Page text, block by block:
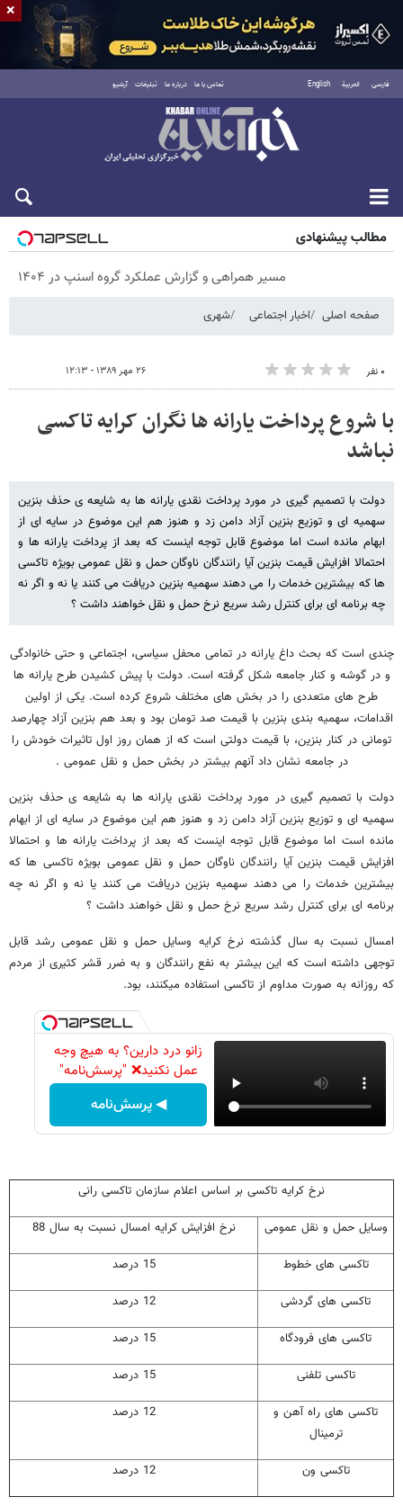
فارسی العربية English تماس با ما درباره ما تبلیغات آرشیو
شنبه ۱۷ مرداد ۱۴۰۵
مطالب پیشنهادی
مسیر همراهی و گزارش عملکرد گروه اسنپ در ۱۴۰۴
صفحه اصلی اخبار اجتماعی شهری
۰ نفر ۲۶ مهر ۱۳۸۹ - ۱۲:۱۳
با شروع پرداخت یارانه ها نگران کرایه تاکسی
نباشد
دولت با تصمیم گیری در مورد پرداخت نقدی یارانه ها به شایعه ی حذف بنزین
سهمیه ای و توزیع بنزین آزاد دامن زد و هنوز هم این موضوع در سایه ای از
ابهام مانده است اما موضوع قابل توجه اینست که بعد از پرداخت یارانه ها و
احتمالا افزایش قیمت بنزین آیا رانندگان ناوگان حمل و نقل عمومی بویژه تاکسی
ها که بیشترین خدمات را می دهند سهمیه بنزین دریافت می کنند یا نه و اگر نه
چه برنامه ای برای کنترل رشد سریع نرخ حمل و نقل خواهند داشت ؟
چندی است که بحث داغ یارانه در تمامی محفل سیاسی، اجتماعی و حتی خانوادگی
و در گوشه و کنار جامعه شکل گرفته است. دولت با پیش کشیدن طرح یارانه ها
طرح های متعددی را در بخش های مختلف شروع کرده است. یکی از اولین
اقدامات، سهمیه بندی بنزین با قیمت صد تومان بود و بعد هم بنزین آزاد چهارصد
تومانی در کنار بنزین، با قیمت دولتی است که از همان روز اول تاثیرات خودش را
در جامعه نشان داد آنهم بیشتر در بخش حمل و نقل عمومی .
دولت با تصمیم گیری در مورد پرداخت نقدی یارانه ها به شایعه ی حذف بنزین
سهمیه ای و توزیع بنزین آزاد دامن زد و هنوز هم این موضوع در سایه ای از ابهام
مانده است اما موضوع قابل توجه اینست که بعد از پرداخت یارانه ها و احتمالا
افزایش قیمت بنزین آیا رانندگان ناوگان حمل و نقل عمومی بویژه تاکسی ها که
بیشترین خدمات را می دهند سهمیه بنزین دریافت می کنند یا نه و اگر نه چه
برنامه ای برای کنترل رشد سریع نرخ حمل و نقل خواهند داشت ؟
امسال نسبت به سال گذشته نرخ کرایه وسایل حمل و نقل عمومی رشد قابل
توجهی داشته است که این بیشتر به نفع رانندگان و به ضرر قشر کثیری از مردم
که روزانه به صورت مداوم از تاکسی استفاده میکنند، بود.
زانو درد دارین؟ به هیچ وجه
عمل نکنید❌ "پرسش‌نامه"
◀ پرسش‌نامه
نرخ کرایه تاکسی بر اساس اعلام سازمان تاکسی رانی
وسایل حمل و نقل عمومی نرخ افزایش کرایه امسال نسبت به سال 88
تاکسی های خطوط 15 درصد
تاکسی های گردشی 12 درصد
تاکسی های فرودگاه 15 درصد
تاکسی تلفنی 15 درصد
تاکسی های راه آهن و
ترمینال
12 درصد
تاکسی ون 12 درصد
×